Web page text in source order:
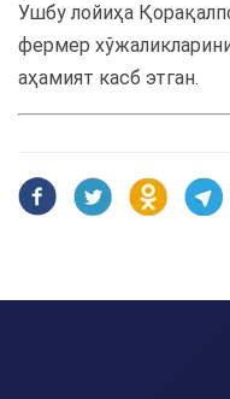
Ушбу лойиҳа
фермер
аҳамият касб этган.